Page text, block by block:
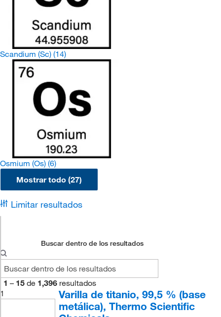
Scandium (Sc) (14)
Osmium (Os) (6)
Mostrar todo (27)
Limitar resultados
Buscar dentro de los resultados
1 – 15 de 1,396 resultados
1
Varilla de titanio, 99,5 % (base
metálica), Thermo Scientific